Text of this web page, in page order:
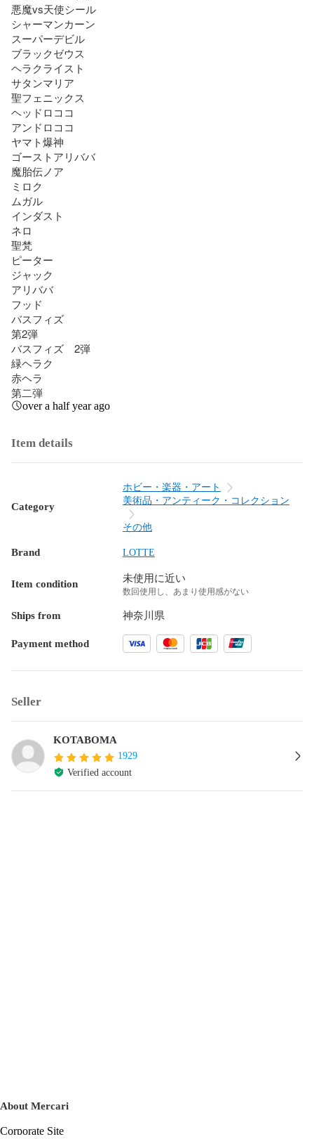
悪魔vs天使シール
シャーマンカーン
スーパーデビル
ブラックゼウス
ヘラクライスト
サタンマリア
聖フェニックス
ヘッドロココ
アンドロココ
ヤマト爆神
ゴーストアリババ
魔胎伝ノア
ミロク
ムガル
インダスト
ネロ
聖梵
ピーター
ジャック
アリババ
フッド
バスフィズ
第2弾
バスフィズ　2弾
緑ヘラク
赤ヘラ
第二弾
over a half year ago
Item details
Category
ホビー・楽器・アート
美術品・アンティーク・コレクション
その他
Brand LOTTE
Item condition 未使用に近い
数回使用し、あまり使用感がない
Ships from 神奈川県
Payment method
Seller
KOTABOMA
1929
Verified account
About Mercari
Corporate Site